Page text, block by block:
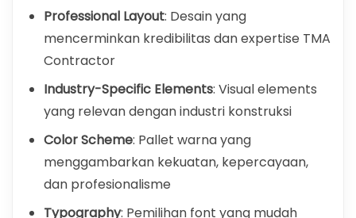
Professional Layout: Desain yang
mencerminkan kredibilitas dan expertise TMA
Contractor
Industry-Specific Elements: Visual elements
yang relevan dengan industri konstruksi
Color Scheme: Pallet warna yang
menggambarkan kekuatan, kepercayaan,
dan profesionalisme
Typography: Pemilihan font yang mudah